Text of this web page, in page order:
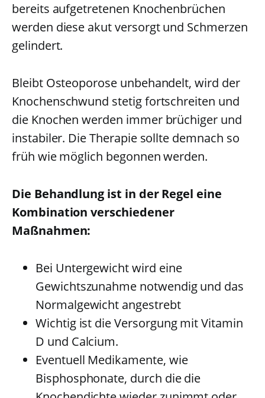
bereits aufgetretenen Knochenbrüchen
werden diese akut versorgt und Schmerzen
gelindert.
Bleibt Osteoporose unbehandelt, wird der
Knochenschwund stetig fortschreiten und
die Knochen werden immer brüchiger und
instabiler. Die Therapie sollte demnach so
früh wie möglich begonnen werden.
Die Behandlung ist in der Regel eine
Kombination verschiedener
Maßnahmen:
Bei Untergewicht wird eine
Gewichtszunahme notwendig und das
Normalgewicht angestrebt
Wichtig ist die Versorgung mit Vitamin
D und Calcium.
Eventuell Medikamente, wie
Bisphosphonate, durch die die